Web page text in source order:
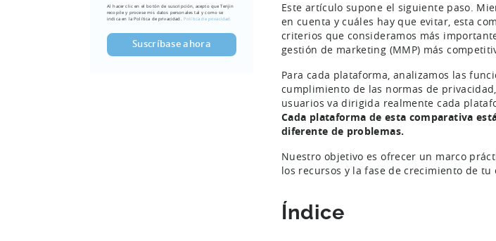
Al hacer clic en el botón de suscripción, acepto que Tenjin
recopile y procese mis datos personales tal y como se
indica en la Política de privacidad. Política de privacidad.
Este artículo supone el siguiente paso.
en cuenta y cuáles hay que evitar, esta
criterios que consideramos más
gestión de marketing (MMP) más
Para cada plataforma, analizamos las
cumplimiento de las normas de
usuarios va dirigida realmente cada
Cada plataforma de esta comparativa
diferente de problemas.
Nuestro objetivo es ofrecer un marco
los recursos y la fase de crecimiento de tu
Índice